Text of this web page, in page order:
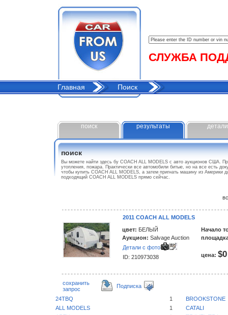
СЛУЖБА
Главная Поиск
поиск результаты детали
поиск
Вы можете найти здесь бу COACH ALL MODELS с авто аукционов США.
утопления, пожара. Практически все автомобили битые, но на все есть
чтобы купить COACH ALL MODELS, а затем пригнать машину из
подходящий COACH ALL MODELS прямо сейчас.
2011 COACH ALL MODELS
цвет: БЕЛЫЙ
Аукцион: Salvage Auction
Детали с фото
ID: 210973038
Начало
цена: $0
сохранить
запрос
Подписка
24TBQ 1
BROOKSTONE
ALL MODELS
1
CATALI